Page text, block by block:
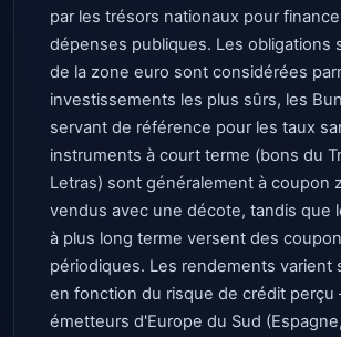
par les trésors nationaux pour
dépenses publiques. Les obligations
de la zone euro sont considérées
investissements les plus sûrs, les
servant de référence pour les taux
instruments à court terme (bons du
Letras) sont généralement à coupon
vendus avec une décote, tandis que
à plus long terme versent des
périodiques. Les rendements varient
en fonction du risque de crédit
émetteurs d'Europe du Sud